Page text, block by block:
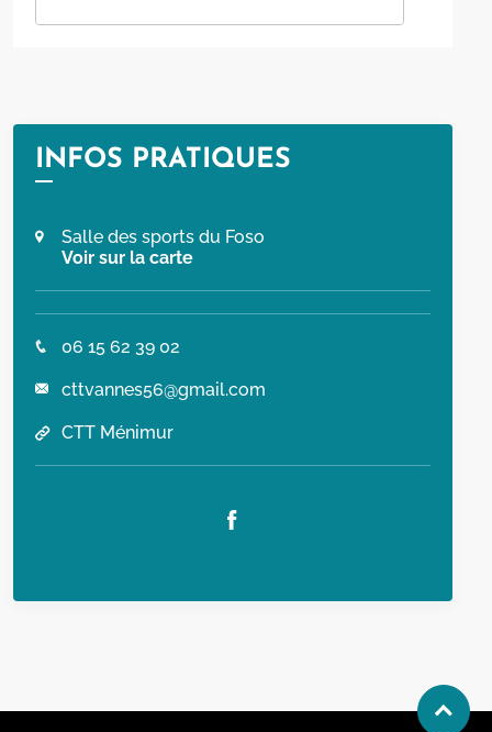
INFOS PRATIQUES
Salle des sports du Foso
Voir sur la carte
06 15 62 39 02
cttvannes56@gmail.com
CTT Ménimur